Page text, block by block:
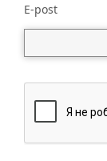
E-post